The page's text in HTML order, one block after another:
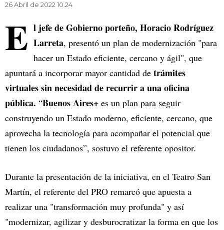
26 Abril de 2022 10.24
E l jefe de Gobierno porteño, Horacio Rodríguez
Larreta, presentó un plan de modernización "para
hacer un Estado eficiente, cercano y ágil", que
apuntará a incorporar mayor cantidad de trámites
virtuales sin necesidad de recurrir a una oficina
pública. “Buenos Aires+ es un plan para seguir
construyendo un Estado moderno, eficiente, cercano, que
aprovecha la tecnología para acompañar el potencial que
tienen los ciudadanos”, sostuvo el referente opositor.
Durante la presentación de la iniciativa, en el Teatro San
Martín, el referente del PRO remarcó que apuesta a
realizar una "transformación muy profunda" y así
"modernizar, agilizar y desburocratizar la forma en que los